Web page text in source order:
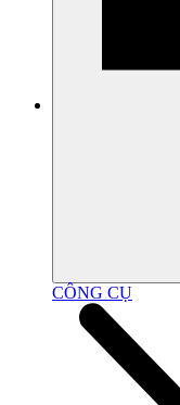
CÔNG CỤ